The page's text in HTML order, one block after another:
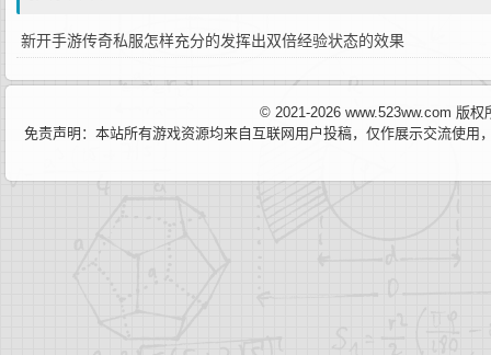
新开手游传奇私服怎样充分的发挥出双倍经验状态的效果
© 2021-2026 www.523ww.com 版
免责声明：本站所有游戏资源均来自互联网用户投稿，仅作展示交流使